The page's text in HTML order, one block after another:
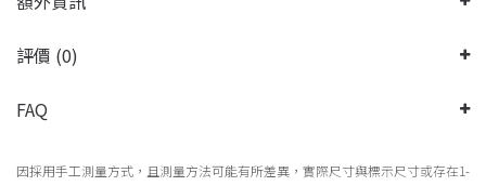
評價 (0)
FAQ
因採用手工測量方式，且測量方法可能有所差異，實際尺寸與標示尺寸或存在1-